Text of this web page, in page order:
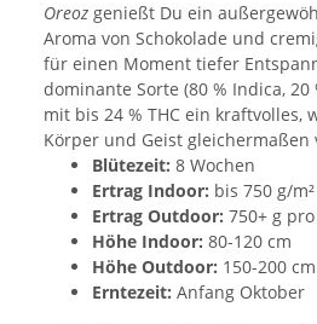
Oreoz genießt Du ein
Aroma von Schokolade und
für einen Moment tiefer
dominante Sorte (80 % Indica,
mit bis 24 % THC ein kraftvolles,
Körper und Geist gleichermaßen
Blütezeit: 8 Wochen
Ertrag Indoor: bis 750 g/m²
Ertrag Outdoor: 750+ g
Höhe Indoor: 80-120 cm
Höhe Outdoor: 150-200 cm
Erntezeit: Anfang Oktober